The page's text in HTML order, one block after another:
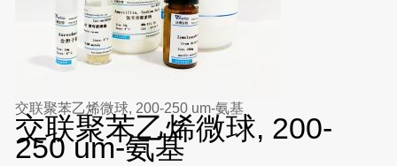
交联聚苯乙烯微球, 200-250 um-氨基
交联聚苯乙烯微球, 200-
250 um-氨基